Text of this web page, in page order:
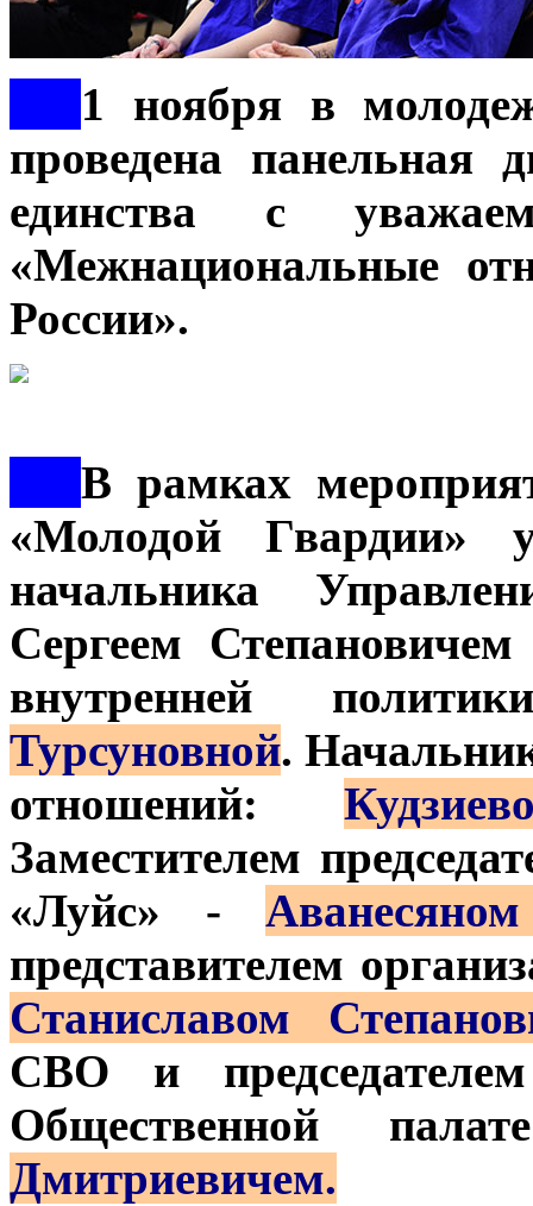
1 ноября в
проведена панельная
единства с
«Межнациональные
России».
В рамках
«Молодой Гвардии»
начальника
Сергеем
внутренней
Турсуновной.
отношений:
Заместителем
«Луйс» -
представителем
Станиславом
СВО и
Общественной
Дмитриевичем.